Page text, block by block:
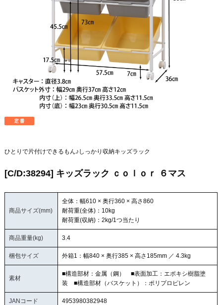
ひとりで片付けできるもん♪しっかり収納キッズラック
[C/D:38294] キッズラック ｃｏｌｏｒ ６マス
商品サイズ(mm)
全体：幅610 × 奥行360 × 高さ860
耐荷重(全体)：10kg
耐荷重(収納)：2kg/1つ当たり
商品重量(kg) 3.4
梱包サイズ 外箱1：幅840 × 奥行385 × 高さ185mm ／ 4.3kg
素材
■構造部材：金属（鋼） ■表面加工：エポキシ樹脂塗
装 ■構造部材（バスケット）：ポリプロピレン
JANコード 4953980382948